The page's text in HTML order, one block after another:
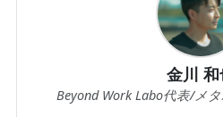
金川 和
Beyond Work Labo代表/メ